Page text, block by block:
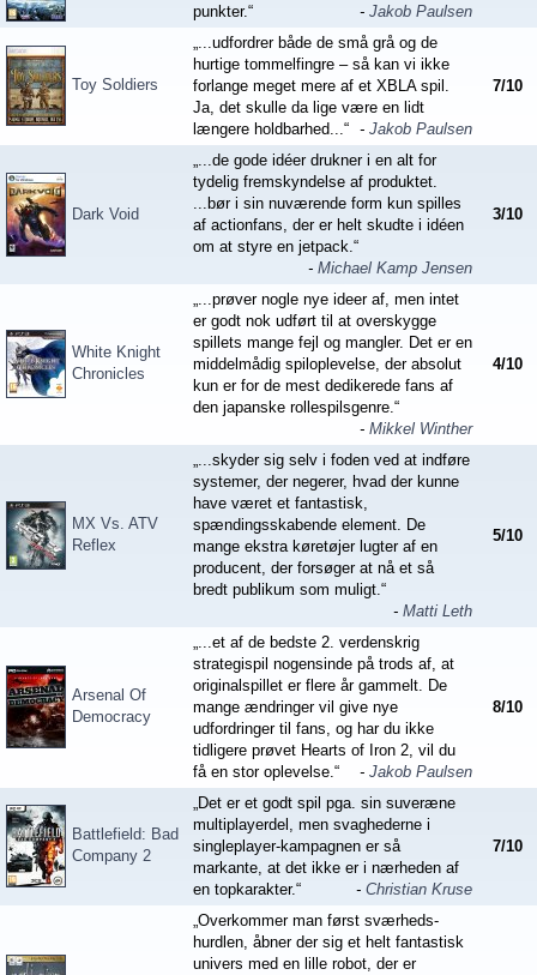
punkter.“ - Jakob Paulsen
Toy Soldiers
„...udfordrer både de små grå og de
hurtige tommelfingre – så kan vi ikke
forlange meget mere af et XBLA spil.
Ja, det skulle da lige være en lidt
længere holdbarhed...“ - Jakob Paulsen
7/10
Dark Void
„...de gode idéer drukner i en alt for
tydelig fremskyndelse af produktet.
...bør i sin nuværende form kun spilles
af actionfans, der er helt skudte i idéen
om at styre en jetpack.“
- Michael Kamp Jensen
3/10
White Knight
Chronicles
„...prøver nogle nye ideer af, men intet
er godt nok udført til at overskygge
spillets mange fejl og mangler. Det er en
middelmådig spiloplevelse, der absolut
kun er for de mest dedikerede fans af
den japanske rollespilsgenre.“
- Mikkel Winther
4/10
MX Vs. ATV
Reflex
„...skyder sig selv i foden ved at indføre
systemer, der negerer, hvad der kunne
have været et fantastisk,
spændingsskabende element. De
mange ekstra køretøjer lugter af en
producent, der forsøger at nå et så
bredt publikum som muligt.“
- Matti Leth
5/10
Arsenal Of
Democracy
„...et af de bedste 2. verdenskrig
strategispil nogensinde på trods af, at
originalspillet er flere år gammelt. De
mange ændringer vil give nye
udfordringer til fans, og har du ikke
tidligere prøvet Hearts of Iron 2, vil du
få en stor oplevelse.“
- Jakob Paulsen
8/10
Battlefield: Bad
Company 2
„Det er et godt spil pga. sin suveræne
multiplayerdel, men svaghederne i
singleplayer-kampagnen er så
markante, at det ikke er i nærheden af
en topkarakter.“
- Christian Kruse
7/10
„Overkommer man først sværheds-
hurdlen, åbner der sig et helt fantastisk
univers med en lille robot, der er